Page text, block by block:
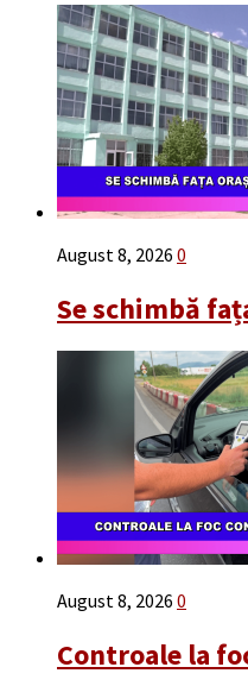
August 8, 2026 0
Se schimbă
August 8, 2026 0
Controale la